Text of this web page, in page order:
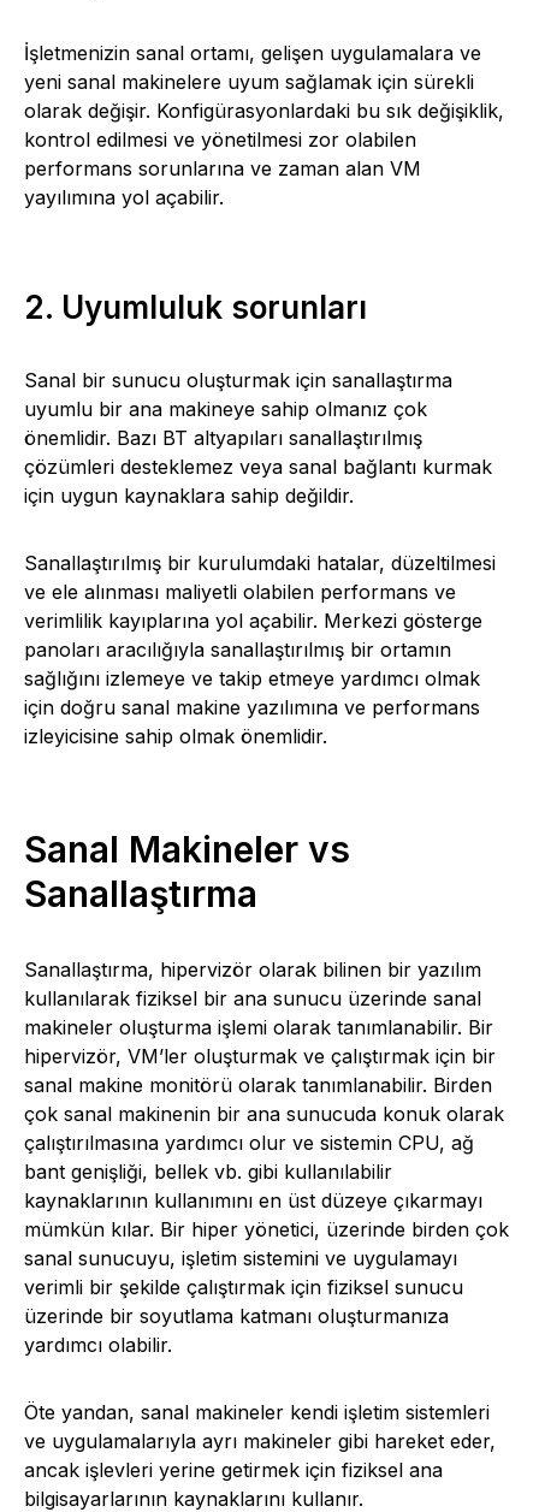
İşletmenizin sanal ortamı, gelişen uygulamalara ve
yeni sanal makinelere uyum sağlamak için sürekli
olarak değişir. Konfigürasyonlardaki bu sık değişiklik,
kontrol edilmesi ve yönetilmesi zor olabilen
performans sorunlarına ve zaman alan VM
yayılımına yol açabilir.
2. Uyumluluk sorunları
Sanal bir sunucu oluşturmak için sanallaştırma
uyumlu bir ana makineye sahip olmanız çok
önemlidir. Bazı BT altyapıları sanallaştırılmış
çözümleri desteklemez veya sanal bağlantı kurmak
için uygun kaynaklara sahip değildir.
Sanallaştırılmış bir kurulumdaki hatalar, düzeltilmesi
ve ele alınması maliyetli olabilen performans ve
verimlilik kayıplarına yol açabilir. Merkezi gösterge
panoları aracılığıyla sanallaştırılmış bir ortamın
sağlığını izlemeye ve takip etmeye yardımcı olmak
için doğru sanal makine yazılımına ve performans
izleyicisine sahip olmak önemlidir.
Sanal Makineler vs
Sanallaştırma
Sanallaştırma, hipervizör olarak bilinen bir yazılım
kullanılarak fiziksel bir ana sunucu üzerinde sanal
makineler oluşturma işlemi olarak tanımlanabilir. Bir
hipervizör, VM’ler oluşturmak ve çalıştırmak için bir
sanal makine monitörü olarak tanımlanabilir. Birden
çok sanal makinenin bir ana sunucuda konuk olarak
çalıştırılmasına yardımcı olur ve sistemin CPU, ağ
bant genişliği, bellek vb. gibi kullanılabilir
kaynaklarının kullanımını en üst düzeye çıkarmayı
mümkün kılar. Bir hiper yönetici, üzerinde birden çok
sanal sunucuyu, işletim sistemini ve uygulamayı
verimli bir şekilde çalıştırmak için fiziksel sunucu
üzerinde bir soyutlama katmanı oluşturmanıza
yardımcı olabilir.
Öte yandan, sanal makineler kendi işletim sistemleri
ve uygulamalarıyla ayrı makineler gibi hareket eder,
ancak işlevleri yerine getirmek için fiziksel ana
bilgisayarlarının kaynaklarını kullanır.